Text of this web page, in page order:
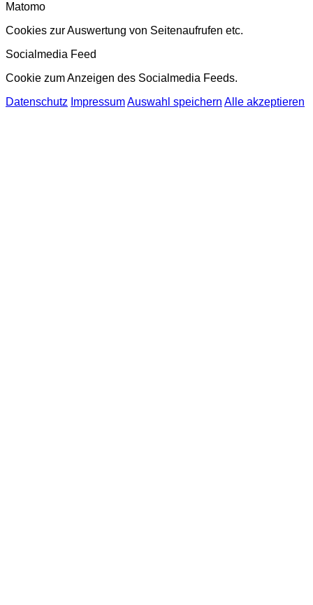
Matomo
Cookies zur Auswertung von Seitenaufrufen etc.
Socialmedia Feed
Cookie zum Anzeigen des Socialmedia Feeds.
Datenschutz ImpressumAuswahl speichern Alle akzeptieren